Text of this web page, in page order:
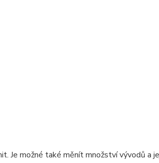
Je možné také měnít množství vývodů a